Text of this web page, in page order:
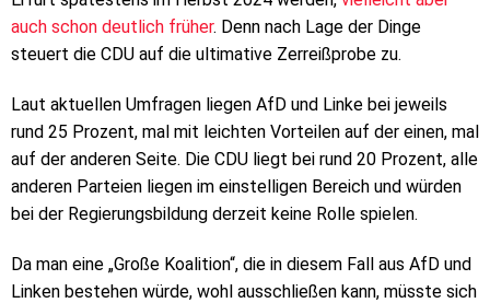
auch schon deutlich früher. Denn nach Lage der Dinge
steuert die CDU auf die ultimative Zerreißprobe zu.
Laut aktuellen Umfragen liegen AfD und Linke bei jeweils
rund 25 Prozent, mal mit leichten Vorteilen auf der einen, mal
auf der anderen Seite. Die CDU liegt bei rund 20 Prozent, alle
anderen Parteien liegen im einstelligen Bereich und würden
bei der Regierungsbildung derzeit keine Rolle spielen.
Da man eine „Große Koalition“, die in diesem Fall aus AfD und
Linken bestehen würde, wohl ausschließen kann, müsste sich